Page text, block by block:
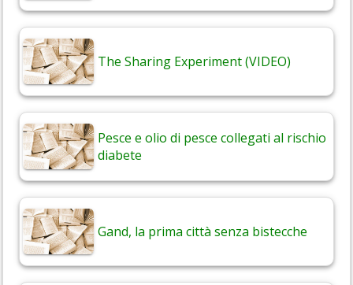
The Sharing Experiment (VIDEO)
Pesce e olio di pesce collegati al rischio
diabete
Gand, la prima città senza bistecche